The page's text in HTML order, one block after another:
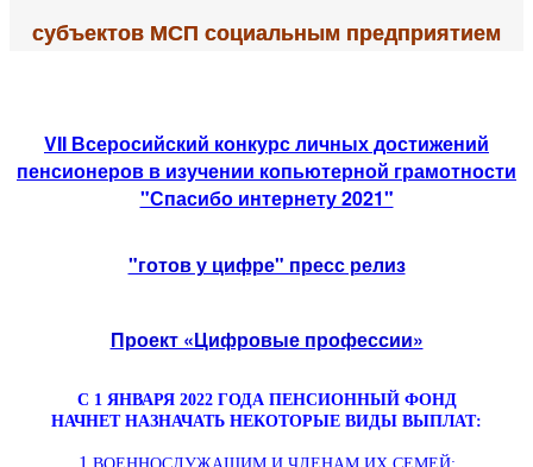
субъектов МСП социальным предприятием
VII Всеросийский конкурс личных достижений
пенсионеров в изучении копьютерной грамотности
"Спасибо интернету 2021"
"готов у цифре" пресс релиз
Проект «Цифровые профессии»
С 1 ЯНВАРЯ 2022 ГОДА ПЕНСИОННЫЙ ФОНД
НАЧНЕТ НАЗНАЧАТЬ НЕКОТОРЫЕ ВИДЫ ВЫПЛАТ:
1